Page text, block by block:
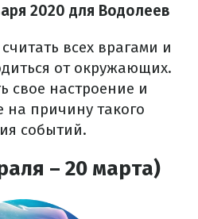
2020 для Водолеев
всех врагами и
от окружающих.
свое настроение и
на причину такого
событий.
– 20 марта)